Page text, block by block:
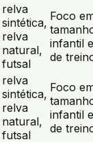
relva
sintética,
relva
natural,
futsal
Foco
infantil
de
relva
sintética,
relva
natural,
futsal
Foco
infantil
de